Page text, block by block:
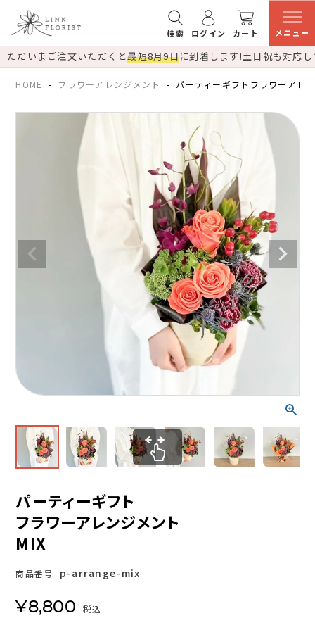
検索 ログイン カート メニュー
ただいまご注文いただくと最短8月9日に到着します!土日祝も対応
HOME フラワーアレンジメント パーティーギフトフラワーアレ
パーティーギフト
フラワーアレンジメント
MIX
商品番号 p-arrange-mix
¥8,800 税込